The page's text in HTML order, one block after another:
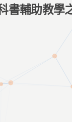
書輔助教學